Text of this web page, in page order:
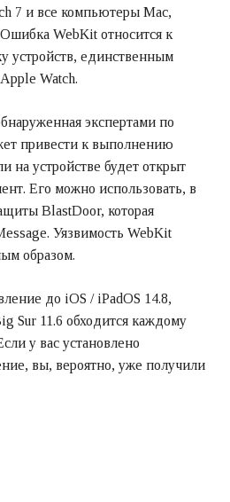
7 и все компьютеры Mac,
WebKit относится к
устройств, единственным
Watch.
экспертами по
привести к выполнению
на устройстве будет открыт
Его можно использовать, в
BlastDoor, которая
Уязвимость WebKit
образом.
до iOS / iPadOS 14.8,
Sur 11.6 обходится каждому
у вас установлено
вы, вероятно, уже получили